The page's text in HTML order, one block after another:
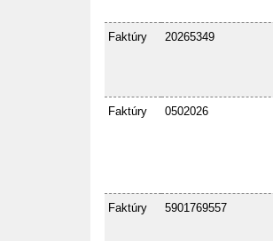
Faktúry 20265349
Faktúry 0502026
Faktúry 5901769557